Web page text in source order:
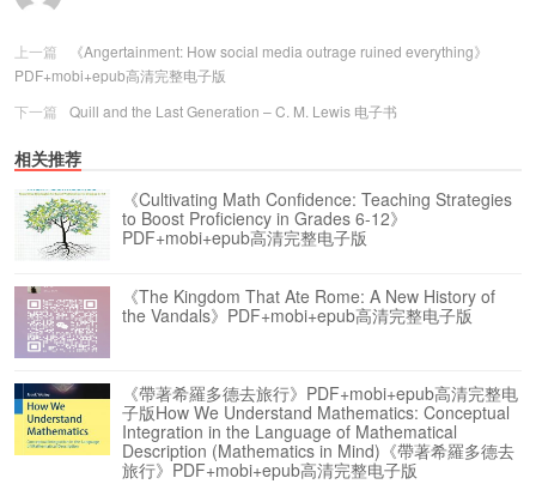
上一篇
《Angertainment: How social media outrage ruined everything》
PDF+mobi+epub高清完整电子版
下一篇
Quill and the Last Generation – C. M. Lewis 电子书
相关推荐
《Cultivating Math Confidence: Teaching Strategies
to Boost Proficiency in Grades 6-12》
PDF+mobi+epub高清完整电子版
《The Kingdom That Ate Rome: A New History of
the Vandals》PDF+mobi+epub高清完整电子版
《帶著希羅多德去旅行》PDF+mobi+epub高清完整电
子版How We Understand Mathematics: Conceptual
Integration in the Language of Mathematical
Description (Mathematics in Mind)《帶著希羅多德去
旅行》PDF+mobi+epub高清完整电子版